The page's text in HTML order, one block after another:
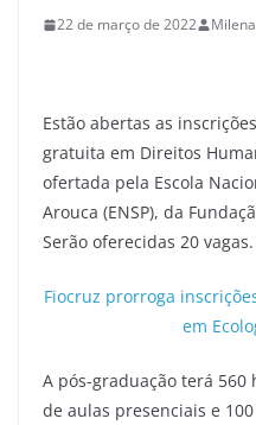
22 de março de 2022 Milena
Estão abertas as
gratuita em Direitos
ofertada pela Escola
Arouca (ENSP), da
Serão oferecidas 20 vagas.
Fiocruz prorroga
em
A pós-graduação terá 560
de aulas presenciais e